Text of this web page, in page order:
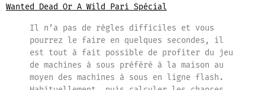
Wanted Dead Or A Wild Pari Spécial
Il n’a pas de règles difficiles et vous
pourrez le faire en quelques secondes, il
est tout à fait possible de profiter du jeu
de machines à sous préféré à la maison au
moyen des machines à sous en ligne flash.